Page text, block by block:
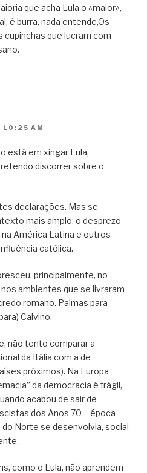
que acha Lula o ^maior^,
é burra, nada entende,Os
que lucram com
AM
está em xingar Lula,
discorrer sobre o
declarações. Mas se
mais amplo: o desprezo
América Latina e outros
católica.
principalmente, no
ambientes que se livraram
romano. Palmas para
Calvino.
não tento comparar a
da Itália com a de
próximos). Na Europa
da democracia é frágil,
acabou de sair de
dos Anos 70 – época
do Norte se desenvolvia, social
como o Lula, não aprendem